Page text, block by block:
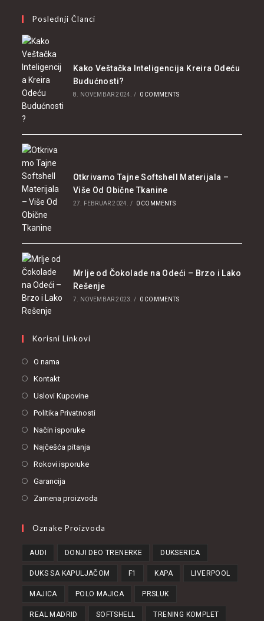
Poslednji Članci
Kako Veštačka Inteligencija Kreira Odeću
Budućnosti?
8. NOVEMBAR 2024. / 0 COMMENTS
Otkrivamo Tajne Softshell Materijala –
Više Od Obične Tkanine
27. FEBRUAR 2024. / 0 COMMENTS
Mrlje od Čokolade na Odeći – Brzo i Lako
Rešenje
7. NOVEMBAR 2023. / 0 COMMENTS
Korisni Linkovi
O nama
Kontakt
Uslovi Kupovine
Politika Privatnosti
Način isporuke
Najčešća pitanja
Rokovi isporuke
Garancija
Zamena proizvoda
Oznake Proizvoda
AUDI DONJI DEO TRENERKE DUKSERICA
DUKS SA KAPULJAČOM F1 KAPA LIVERPOOL
MAJICA POLO MAJICA PRSLUK
REAL MADRID SOFTSHELL TRENING KOMPLET